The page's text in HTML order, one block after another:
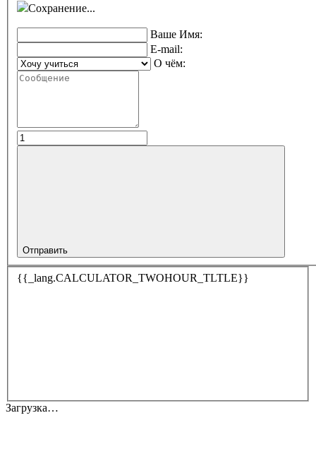
Сохранение...
Ваше Имя:
E-mail:
О чём:
Отправить
{{_lang.CALCULATOR_TWOHOUR_TLTLE}}
Загрузка…